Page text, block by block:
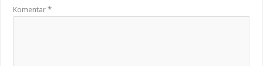
Komentar*